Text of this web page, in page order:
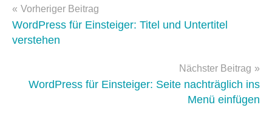
Beitragsnavigation
Vorheriger Beitrag
WordPress für Einsteiger: Titel und Untertitel
verstehen
Nächster Beitrag
WordPress für Einsteiger: Seite nachträglich ins
Menü einfügen